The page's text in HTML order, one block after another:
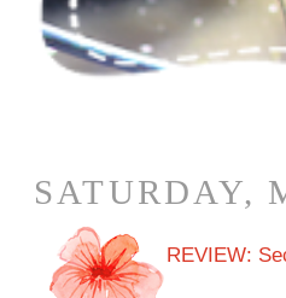
SATURDAY,
REVIEW: